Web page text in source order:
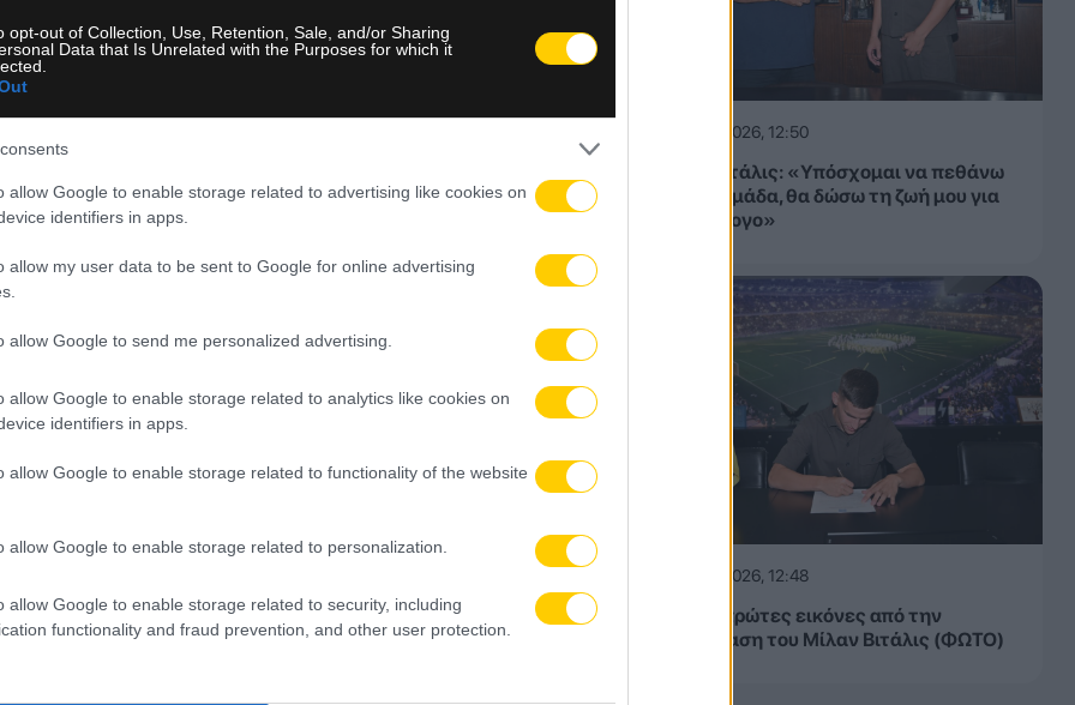
opt-out of Collection, Use, Retention, Sale, and/or Sharing
Data that Is Unrelated with the Purposes for which it
allow Google to enable storage related to advertising like cookies on
identifiers in apps.
allow my user data to be sent to Google for online advertising
allow Google to send me personalized advertising.
allow Google to enable storage related to analytics like cookies on
identifiers in apps.
allow Google to enable storage related to functionality of the website
allow Google to enable storage related to personalization.
allow Google to enable storage related to security, including
functionality and fraud prevention, and other user protection.
της Μπόστον ενεργοποίησε αρχικά την option που διατηρούσε
συνέχεια να τον «δέσει» μακροχρόνια με το νέο τετραετές deal.
σέντερ. Ο Κετά ξεκίνησε την πορεία του στην ομάδα με ένα απλό
του εμφανίσεις κατάφερε να κερδίσει την εμπιστοσύνη του
rotation.
στον ρόλο του, γεμίζοντας τη στατιστική του με εντυπωσιακά
και 1,3 μπλοκ ανά παιχνίδι, αποδεικνύοντας ότι δικαιούται μια
των φιλικών
στα Ιωάννινα με στόχο την άνοδο
Leagues Cup
τον πρώην άσο των Χοκς
Πάργας
06.08.2026, 12:50
Μίλαν Βιτάλις: «Υπόσχομαι να πεθάνω
για την ομάδα, θα δώσω τη ζωή μου για
τον σύλλογο»
06.08.2026, 12:48
ΑΕΚ: Οι πρώτες εικόνες από την
παρουσίαση του Μίλαν Βιτάλις (ΦΩΤΟ)